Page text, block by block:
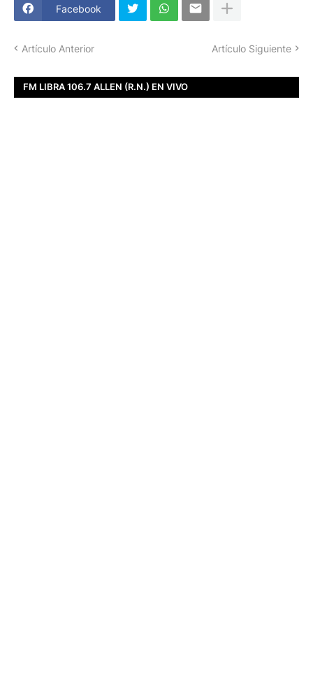
Facebook
Artículo Anterior Artículo Siguiente
FM LIBRA 106.7 ALLEN (R.N.) EN VIVO